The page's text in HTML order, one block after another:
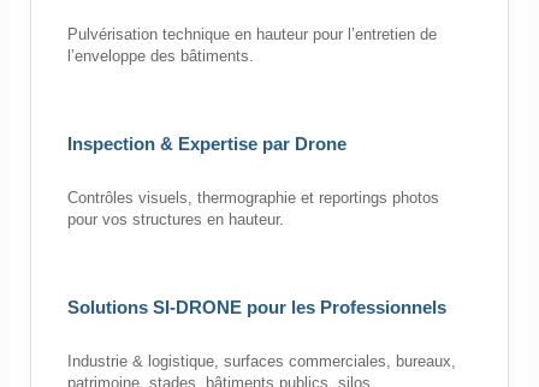
Pulvérisation technique en hauteur pour l’entretien de
l’enveloppe des bâtiments.
Inspection & Expertise par Drone
Contrôles visuels, thermographie et reportings photos
pour vos structures en hauteur.
Solutions SI-DRONE pour les Professionnels
Industrie & logistique, surfaces commerciales, bureaux,
patrimoine, stades, bâtiments publics, silos,